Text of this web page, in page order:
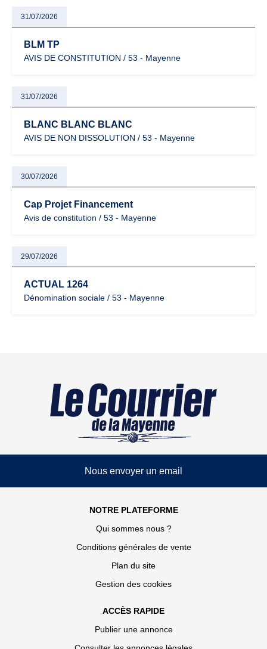
31/07/2026
BLM TP
AVIS DE CONSTITUTION / 53 - Mayenne
31/07/2026
BLANC BLANC BLANC
AVIS DE NON DISSOLUTION / 53 - Mayenne
30/07/2026
Cap Projet Financement
Avis de constitution / 53 - Mayenne
29/07/2026
ACTUAL 1264
Dénomination sociale / 53 - Mayenne
Nous envoyer un email
NOTRE PLATEFORME
Qui sommes nous ?
Conditions générales de vente
Plan du site
Gestion des cookies
ACCÈS RAPIDE
Publier une annonce